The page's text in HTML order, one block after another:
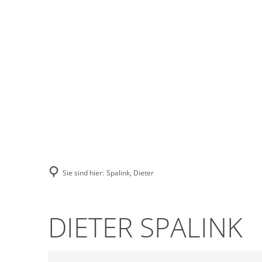
Sie sind hier: Spalink, Dieter
DIETER SPALINK